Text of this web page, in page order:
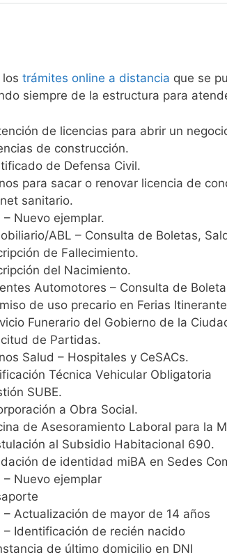
los trámites online a distancia que se
siempre de la estructura para
de licencias para abrir un
de construcción.
de Defensa Civil.
para sacar o renovar licencia de
sanitario.
– Nuevo ejemplar.
ABL – Consulta de Boletas,
de Fallecimiento.
del Nacimiento.
Automotores – Consulta de
de uso precario en Ferias
Funerario del Gobierno de la
de Partidas.
Salud – Hospitales y CeSACs.
Técnica Vehicular Obligatoria
SUBE.
a Obra Social.
de Asesoramiento Laboral para la
al Subsidio Habitacional 690.
de identidad miBA en Sedes
– Nuevo ejemplar
– Actualización de mayor de 14 años
– Identificación de recién nacido
de último domicilio en DNI